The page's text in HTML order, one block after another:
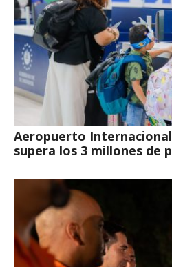
Aeropuerto
supera los 3 millones de